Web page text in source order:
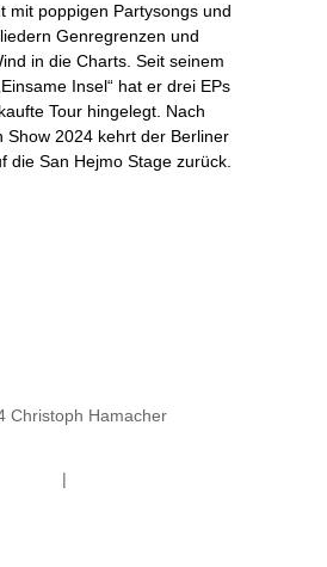
mit poppigen Partysongs und
Genregrenzen und
in die Charts. Seit seinem
Insel“ hat er drei EPs
Tour hingelegt. Nach
Show 2024 kehrt der Berliner
die San Hejmo Stage zurück.
Christoph Hamacher
|